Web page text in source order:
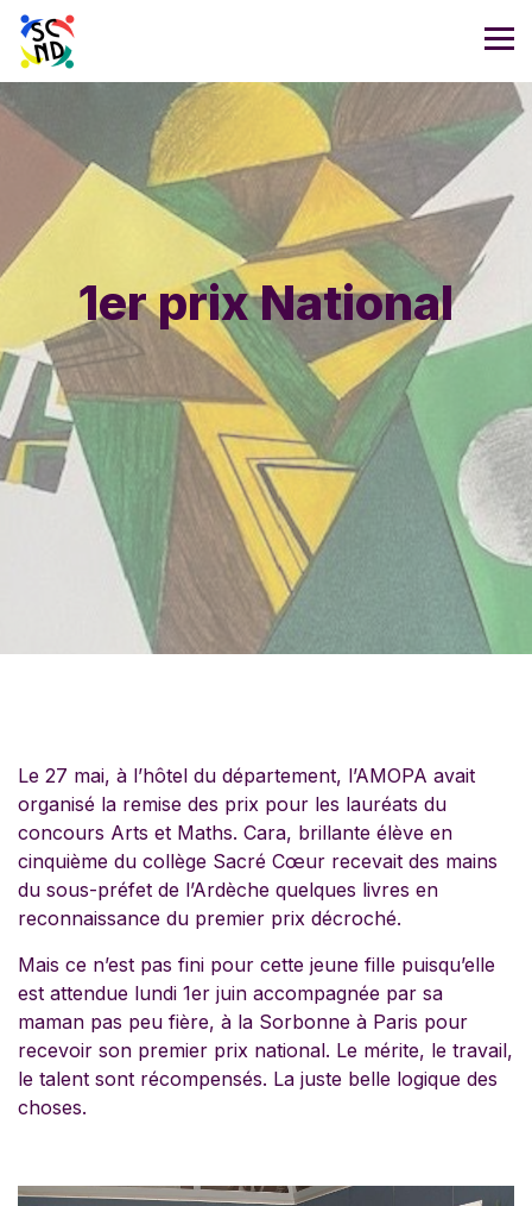
1er prix National
Le 27 mai, à l’hôtel du département, l’AMOPA avait
organisé la remise des prix pour les lauréats du
concours Arts et Maths. Cara, brillante élève en
cinquième du collège Sacré Cœur recevait des mains
du sous-préfet de l’Ardèche quelques livres en
reconnaissance du premier prix décroché.
Mais ce n’est pas fini pour cette jeune fille puisqu’elle
est attendue lundi 1er juin accompagnée par sa
maman pas peu fière, à la Sorbonne à Paris pour
recevoir son premier prix national. Le mérite, le travail,
le talent sont récompensés. La juste belle logique des
choses.